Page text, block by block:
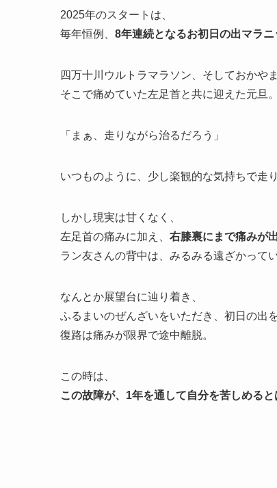
2025年のスタートは、
毎年恒例、 8年連続となるお初日の出マラニ
四万十川ウルトラマラソン、そしておかや
そこで痛めていた左足首と共に迎えた元旦。
「まぁ、走りながら治るだろう」
いつものように、少し楽観的な気持ちで走
しかし現実は甘くなく、
左足首の痛みに加え、 右膝裏にまで痛みが
ラン友さんの背中は、みるみる遠ざかって
なんとか展望台に辿り着き、
ふるまいのぜんざいをいただき、初日の出
復路は痛みが限界で途中離脱。
この時は、
この故障が、1年を通して自分を苦しめると